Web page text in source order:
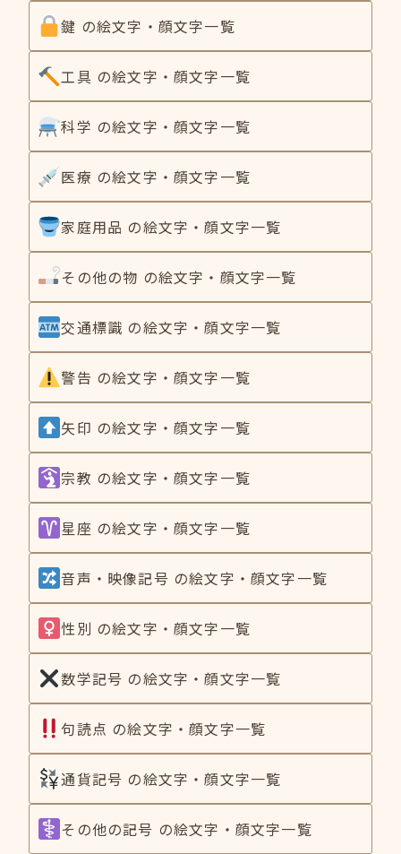
鍵 の絵文字・顔文字一覧
工具 の絵文字・顔文字一覧
科学 の絵文字・顔文字一覧
医療 の絵文字・顔文字一覧
家庭用品 の絵文字・顔文字一覧
その他の物 の絵文字・顔文字一覧
交通標識 の絵文字・顔文字一覧
警告 の絵文字・顔文字一覧
矢印 の絵文字・顔文字一覧
宗教 の絵文字・顔文字一覧
星座 の絵文字・顔文字一覧
音声・映像記号 の絵文字・顔文字一覧
性別 の絵文字・顔文字一覧
数学記号 の絵文字・顔文字一覧
句読点 の絵文字・顔文字一覧
通貨記号 の絵文字・顔文字一覧
その他の記号 の絵文字・顔文字一覧